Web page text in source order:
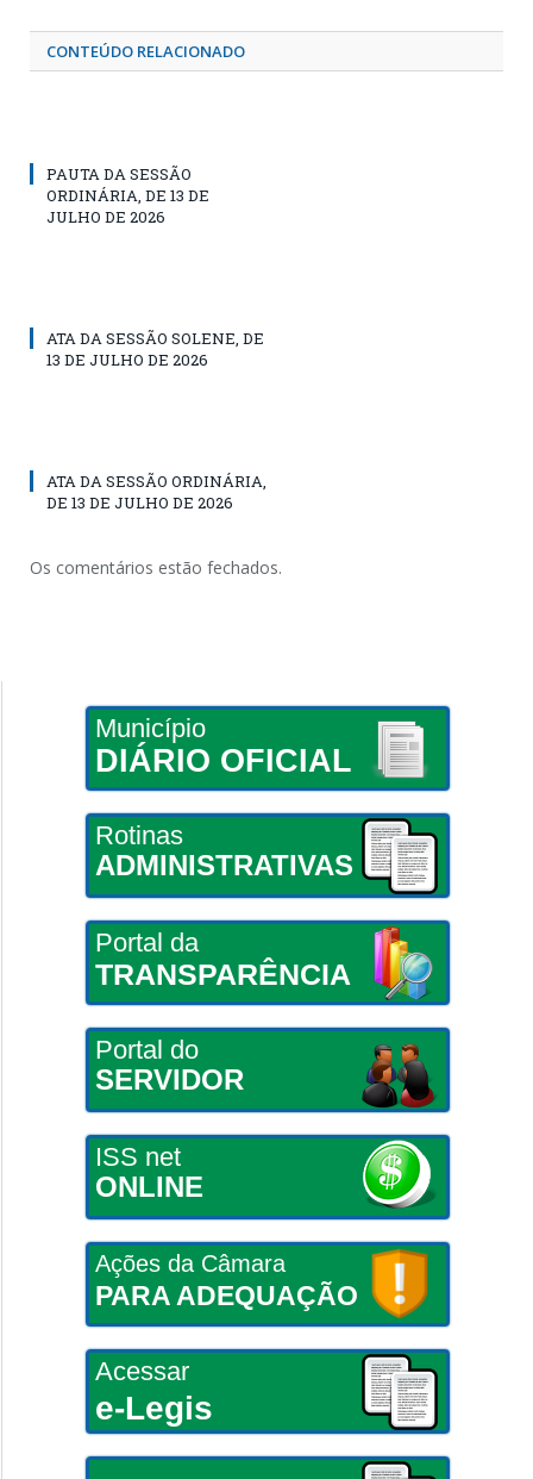
CONTEÚDO RELACIONADO
PAUTA DA SESSÃO
ORDINÁRIA, DE 13 DE
JULHO DE 2026
ATA DA SESSÃO SOLENE, DE
13 DE JULHO DE 2026
ATA DA SESSÃO ORDINÁRIA,
DE 13 DE JULHO DE 2026
Os comentários estão fechados.
Município
DIÁRIO OFICIAL
Rotinas
ADMINISTRATIVAS
Portal da
TRANSPARÊNCIA
Portal do
SERVIDOR
ISS net
ONLINE
Ações da Câmara
PARA ADEQUAÇÃO
Acessar
e-Legis